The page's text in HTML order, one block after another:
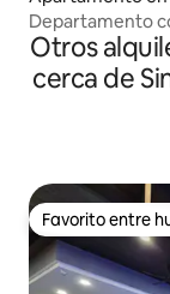
Departamento
Marina Bay Sands
Otros
cerca de
Favorito entre
Favorito entre